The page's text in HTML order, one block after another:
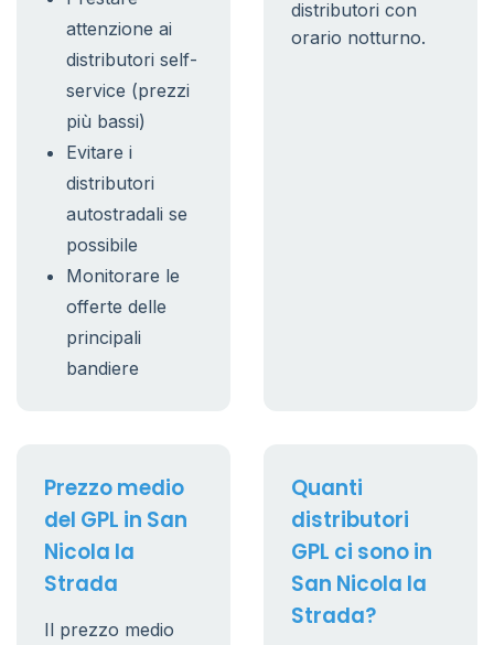
attenzione ai
distributori self-
service (prezzi
più bassi)
Evitare i
distributori
autostradali se
possibile
Monitorare le
offerte delle
principali
bandiere
distributori con
orario notturno.
Prezzo medio
del GPL in San
Nicola la
Strada
Il prezzo medio
Quanti
distributori
GPL ci sono in
San Nicola la
Strada?